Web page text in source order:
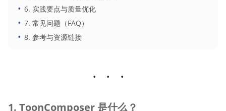
6. 实践要点与质量优化
7. 常见问题（FAQ）
8. 参考与资源链接
1. ToonComposer 是什么？